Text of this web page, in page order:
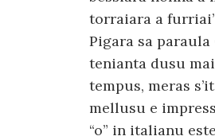
torraiara a
Pigara sa paraula
tenianta dusu
tempus, meras
mellusu e
“o” in italianu